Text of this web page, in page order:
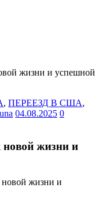
жизни и успешной
, ПЕРЕЕЗД В США,
04.08.2025 0
жизни и